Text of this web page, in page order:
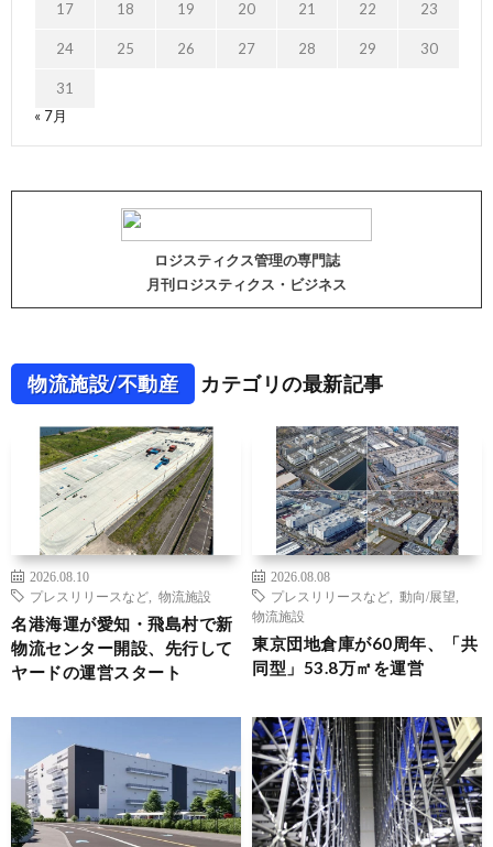
17 18 19 20 21 22 23
24 25 26 27 28 29 30
31
« 7月
ロジスティクス管理の専門誌
月刊ロジスティクス・ビジネス
物流施設/不動産 カテゴリの最新記事
2026.08.10
プレスリリースなど
物流施設
名港海運が愛知・飛島村で新
物流センター開設、先行して
ヤードの運営スタート
2026.08.08
プレスリリースなど
動向/展望
物流施設
東京団地倉庫が60周年、「共
同型」53.8万㎡を運営